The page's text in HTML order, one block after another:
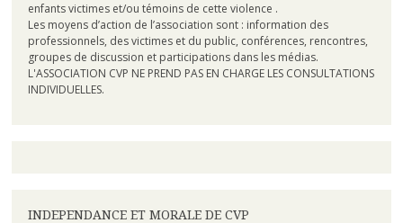
enfants victimes et/ou témoins de cette violence .
Les moyens d’action de l’association sont : information des
professionnels, des victimes et du public, conférences, rencontres,
groupes de discussion et participations dans les médias.
L'ASSOCIATION CVP NE PREND PAS EN CHARGE LES CONSULTATIONS
INDIVIDUELLES.
INDEPENDANCE ET MORALE DE CVP